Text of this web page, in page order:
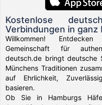
Kostenlose
Verbindungen in ganz
Willkommen!
Gemeinschaft für
deutsch.de bringt deutsche
Münchens Traditionen
auf Ehrlichkeit,
basieren.
Ob Sie in Hamburgs